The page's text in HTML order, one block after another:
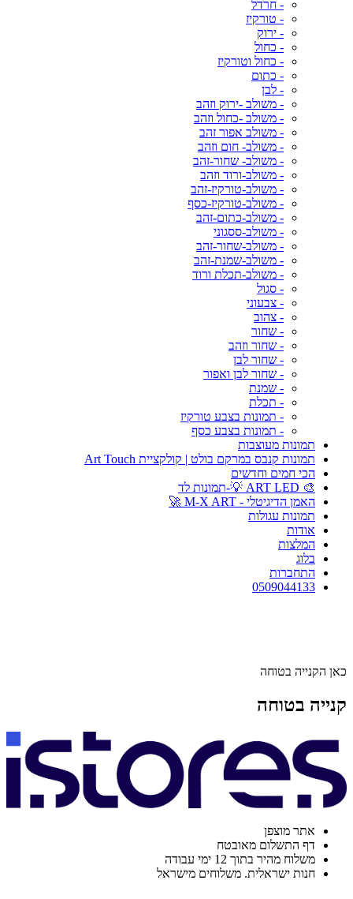
- חרדל
- טורקיז
- ירוק
- כחול
- כחול וטורקיז
- כתום
- לבן
- משולב -ירוק וזהב
- משולב -כחול וזהב
- משולב אפור זהב
- משולב- חום וזהב
- משולב- שחור-זהב
- משולב-ורוד וזהב
- משולב-טורקיז-זהב
- משולב-טורקיז-כסף
- משולב-כתום-זהב
- משולב-ססגוני
- משולב-שחור-זהב
- משולב-שמנת-זהב
- משולב-תכלת ורוד
- סגול
- צבעוני
- צהוב
- שחור
- שחור וזהב
- שחור לבן
- שחור לבן ואפור
- שמנת
- תכלת
- תמונות בצבע טורקיז
- תמונות בצבע כסף
תמונות מעוצבות
תמונות קנבס במרקם בולט | קולקציית Art Touch
הכי חמים וחדשים
🎨 ART LED 💡-תמונות לד
האמן הדיגיטלי - M-X ART 🚀
תמונות עגולות
אודות
המלצות
בלוג
התחברות
0509044133
כאן הקנייה בטוחה
קנייה בטוחה
אתר מוצפן
דף התשלום מאובטח
משלוח מהיר בתוך 12 ימי עבודה
חנות ישראלית. משלוחים מישראל